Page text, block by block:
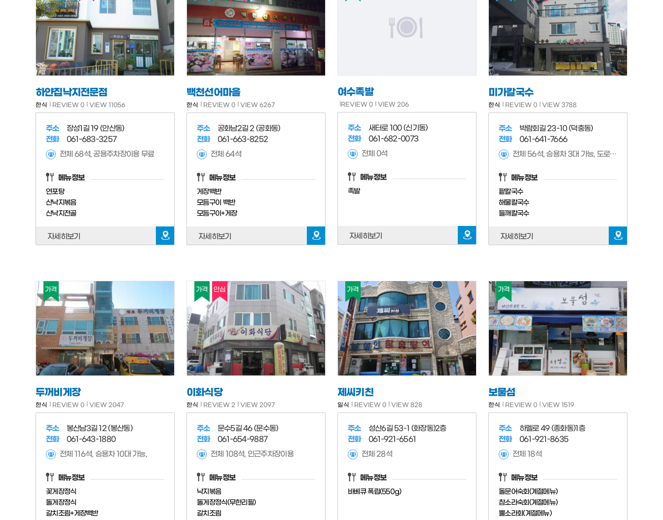
하얀집낙지전문점
한식 REVIEW 0 VIEW 11056
주소
장성1길 19 (안산동)
전화
061-683-3257
전체 68석, 공용주차장이용 무료
메뉴정보
연포탕
산낙지볶음
산낙지전골
자세히보기
백천선어마을
한식 REVIEW 0 VIEW 6267
주소
공화남2길 2 (공화동)
전화
061-663-8252
전체 64석
메뉴정보
게장백반
모듬구이 백반
모듬구이+게장
자세히보기
여수족발
REVIEW 0 VIEW 206
주소
새터로 100 (신기동)
전화
061-682-0073
전체 0석
메뉴정보
족발
자세히보기
미가칼국수
한식 REVIEW 0 VIEW 3788
주소
박람회길 23-10 (덕충동)
전화
061-641-7666
전체 56석, 승용차 3대 가능, 도로변주차가능
메뉴정보
팥칼국수
해물칼국수
들깨칼국수
자세히보기
가격
두꺼비게장
한식 REVIEW 0 VIEW 2047
주소
봉산남3길 12 (봉산동)
전화
061-643-1880
전체 116석, 승용차 10대 가능,
메뉴정보
꽃게장정식
돌게장정식
갈치조림+게장백반
가격 안심
이화식당
한식 REVIEW 2 VIEW 2097
주소
문수5길 46 (문수동)
전화
061-654-9887
전체 108석, 인근주차장이용
메뉴정보
낙지볶음
돌게장정식(무한리필)
갈치조림
가격
제씨키친
일식 REVIEW 0 VIEW 828
주소
성산6길 53-1 (화장동)2층
전화
061-921-6561
전체 28석
메뉴정보
바베큐 폭립(550g)
가격
보물섬
한식 REVIEW 0 VIEW 1519
주소
하멜로 49 (종화동)1층
전화
061-921-8635
전체 18석
메뉴정보
돌문어숙회(계절메뉴)
참소라숙회(계절메뉴)
뿔소라회(계절메뉴)